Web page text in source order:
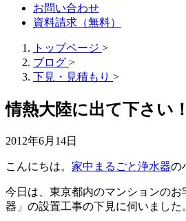
お問い合わせ
資料請求（無料）
トップページ >
ブログ >
下見・見積もり >
情熱大陸に出て下さい！
2012年6月14日
こんにちは。 家中まるごと浄水器の
今日は、東京都内のマンションの
器」の設置工事の下見に伺いました